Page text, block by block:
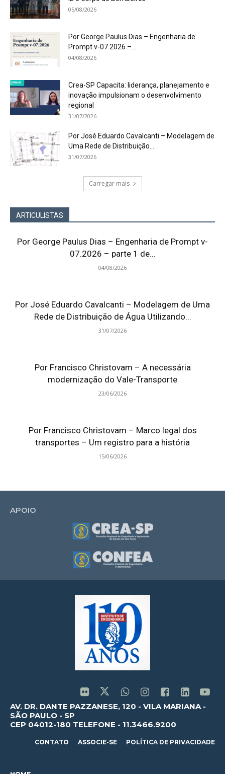
05/08/2026
Por George Paulus Dias – Engenharia de
Prompt v-07.2026 –...
04/08/2026
Crea-SP Capacita: liderança, planejamento e
inovação impulsionam o desenvolvimento
regional
31/07/2026
Por José Eduardo Cavalcanti – Modelagem de
Uma Rede de Distribuição...
31/07/2026
Carregar mais
ARTICULISTAS
Por George Paulus Dias – Engenharia de Prompt v-
07.2026 – parte 1 de...
04/08/2026
Por José Eduardo Cavalcanti – Modelagem de Uma
Rede de Distribuição de Água Utilizando...
31/07/2026
Por Francisco Christovam – A necessária
modernização do Vale-Transporte
23/06/2026
Por Francisco Christovam – Marco legal dos
transportes – Um registro para a história
15/06/2026
APOIO
AV. DR. DANTE PAZZANESE, 120 - VILA MARIANA -
SÃO PAULO - SP
CEP 04012-180 TELEFONE - 11.3466.9200
CONTATO ASSOCIE-SE POLÍTICA DE PRIVACIDADE